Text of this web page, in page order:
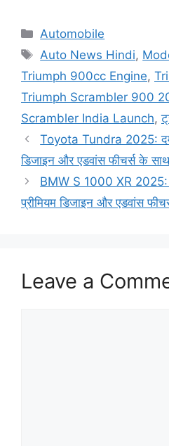
Categories
Automobile
Tags
Auto News Hindi,
Triumph 900cc Engine,
Triumph Scrambler 900
Scrambler India Launch,
Toyota Tundra 2025:
डिजाइन और एडवांस फीचर्स के
BMW S 1000 XR
प्रीमियम डिजाइन और एडवांस
Leave a